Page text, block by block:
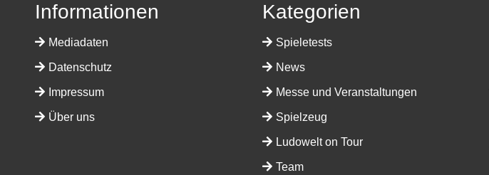
Informationen
Mediadaten
Datenschutz
Impressum
Über uns
Kategorien
Spieletests
News
Messe und Veranstaltungen
Spielzeug
Ludowelt on Tour
Team